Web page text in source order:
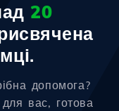
20
допомога?
вас, готова